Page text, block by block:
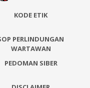
KODE ETIK
PERLINDUNGAN
WARTAWAN
PEDOMAN SIBER